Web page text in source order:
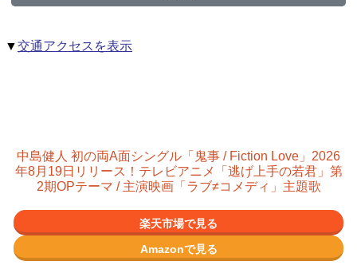
▼交通アクセスを表示
中島健人 初の両A面シングル「鬼事 / Fiction Love」2026
年8月19日リリース！テレビアニメ「逃げ上手の若君」第
2期OPテーマ / 主演映画「ラブ≠コメディ」主題歌
楽天市場で見る
Amazonで見る